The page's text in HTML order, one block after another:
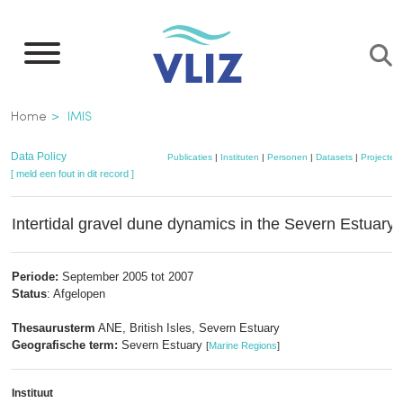
naar
inhoud
gaan
Kruimelpad
Home IMIS
Data Policy Publicaties | Instituten | Personen | Datasets | Projecten
[ meld een fout in dit record ]
Intertidal gravel dune dynamics in the Severn Estuary
Periode: September 2005 tot 2007
Status: Afgelopen
Thesaurusterm ANE, British Isles, Severn Estuary
Geografische term: Severn Estuary [Marine Regions]
Instituut